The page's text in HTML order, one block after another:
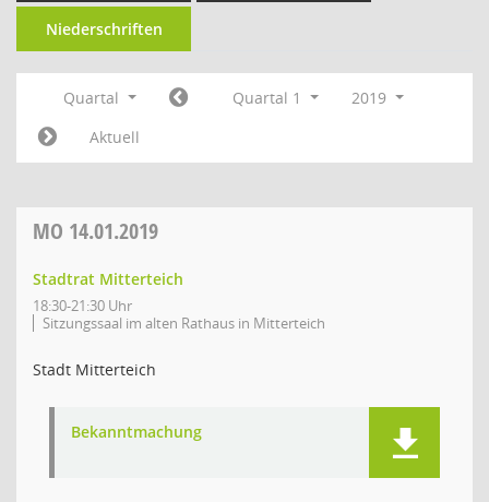
Niederschriften
Quartal Quartal 1
2019
Aktuell
MO 14.01.2019
Stadtrat Mitterteich
18:30-21:30 Uhr
Sitzungssaal im alten Rathaus in Mitterteich
Stadt Mitterteich
Bekanntmachung